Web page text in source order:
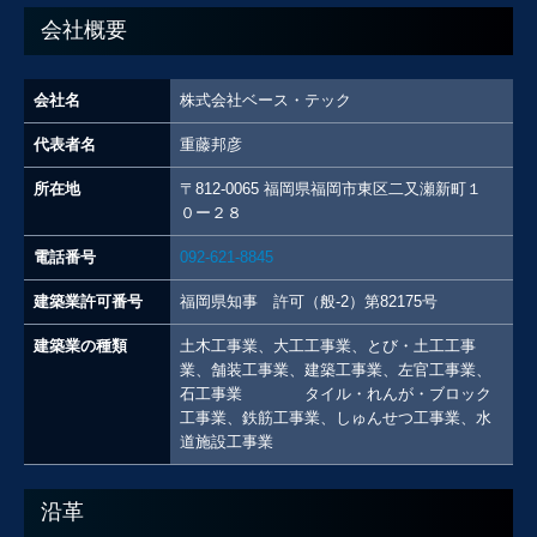
会社概要
会社名 株式会社ベース・テック
代表者名 重藤邦彦
所在地
〒812-0065 福岡県福岡市東区二又瀬新町１
０ー２８
電話番号 092-621-8845
建築業許可番号 福岡県知事 許可（般-2）第82175号
建築業の種類
土木工事業、大工工事業、とび・土工工事
業、舗装工事業、建築工事業、左官工事業、
石工事業 タイル・れんが・ブロック
工事業、鉄筋工事業、しゅんせつ工事業、水
道施設工事業
沿革